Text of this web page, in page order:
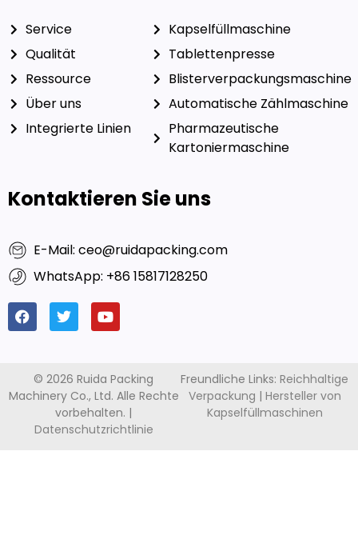
Service
Qualität
Ressource
Über uns
Integrierte Linien
Kapselfüllmaschine
Tablettenpresse
Blisterverpackungsmaschine
Automatische Zählmaschine
Pharmazeutische
Kartoniermaschine
Kontaktieren Sie uns
E-Mail: ceo@ruidapacking.com
WhatsApp: +86 15817128250
© 2026 Ruida Packing
Machinery Co., Ltd. Alle Rechte
vorbehalten. |
Datenschutzrichtlinie
Freundliche Links: Reichhaltige
Verpackung | Hersteller von
Kapselfüllmaschinen